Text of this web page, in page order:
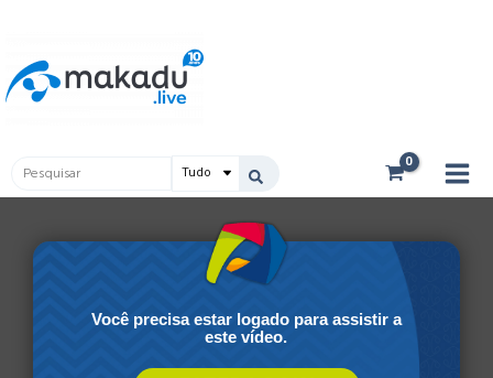
conteúdo
Pesquisar
...
Você precisa estar logado para assistir a
este vídeo.